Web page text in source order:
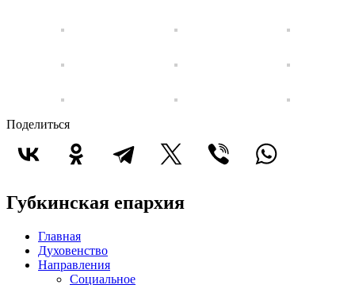
Поделиться
Губкинская епархия
Главная
Духовенство
Направления
Социальное